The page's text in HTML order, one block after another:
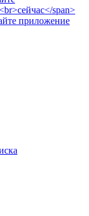
span>
приложение